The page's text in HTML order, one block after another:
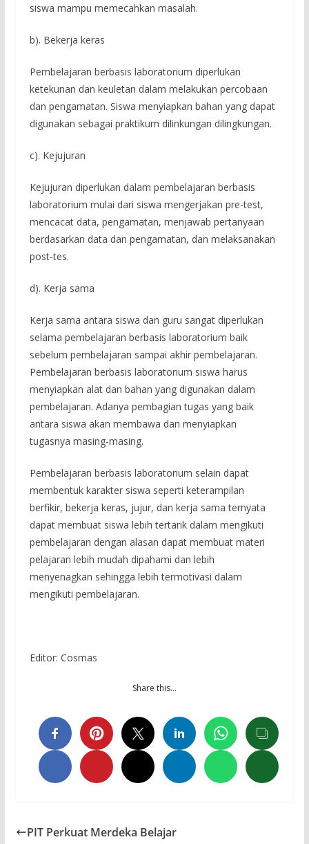
siswa mampu memecahkan masalah.
b). Bekerja keras
Pembelajaran berbasis laboratorium diperlukan
ketekunan dan keuletan dalam melakukan percobaan
dan pengamatan. Siswa menyiapkan bahan yang dapat
digunakan sebagai praktikum dilinkungan dilingkungan.
c). Kejujuran
Kejujuran diperlukan dalam pembelajaran berbasis
laboratorium mulai dari siswa mengerjakan pre-test,
mencacat data, pengamatan, menjawab pertanyaan
berdasarkan data dan pengamatan, dan melaksanakan
post-tes.
d). Kerja sama
Kerja sama antara siswa dan guru sangat diperlukan
selama pembelajaran berbasis laboratorium baik
sebelum pembelajaran sampai akhir pembelajaran.
Pembelajaran berbasis laboratorium siswa harus
menyiapkan alat dan bahan yang digunakan dalam
pembelajaran. Adanya pembagian tugas yang baik
antara siswa akan membawa dan menyiapkan
tugasnya masing-masing.
Pembelajaran berbasis laboratorium selain dapat
membentuk karakter siswa seperti keterampilan
berfikir, bekerja keras, jujur, dan kerja sama ternyata
dapat membuat siswa lebih tertarik dalam mengikuti
pembelajaran dengan alasan dapat membuat materi
pelajaran lebih mudah dipahami dan lebih
menyenagkan sehingga lebih termotivasi dalam
mengikuti pembelajaran.
Editor: Cosmas
Share this…
PIT Perkuat Merdeka Belajar